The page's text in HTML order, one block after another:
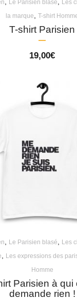
Le Parisien blasé
Les
la marque
T-shirt
T-shirt Parisien
19,00€
Le Parisien blasé
Les
Les expressions des
Homme
Parisien à qui
demande rien !